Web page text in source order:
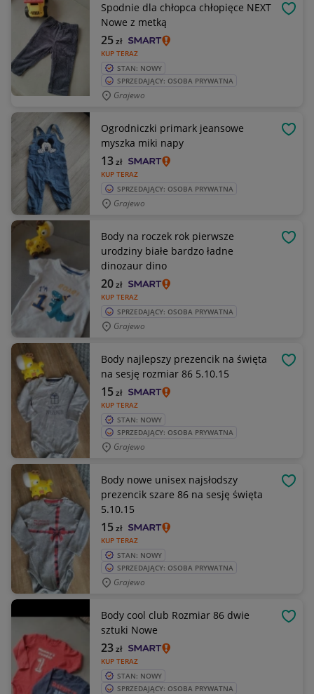
Spodnie dla chłopca chłopięce NEXT
Nowe z metką
KUP TERAZ
25zł
STAN: NOWY
SPRZEDAJĄCY: OSOBA PRYWATNA
Grajewo
Ogrodniczki primark jeansowe
myszka miki napy
KUP TERAZ
13zł
SPRZEDAJĄCY: OSOBA PRYWATNA
Grajewo
Body na roczek rok pierwsze
urodziny białe bardzo ładne
dinozaur dino
KUP TERAZ
20zł
SPRZEDAJĄCY: OSOBA PRYWATNA
Grajewo
Body najlepszy prezencik na święta
na sesję rozmiar 86 5.10.15
KUP TERAZ
15zł
STAN: NOWY
SPRZEDAJĄCY: OSOBA PRYWATNA
Grajewo
Body nowe unisex najsłodszy
prezencik szare 86 na sesję święta
5.10.15
KUP TERAZ
15zł
STAN: NOWY
SPRZEDAJĄCY: OSOBA PRYWATNA
Grajewo
Body cool club Rozmiar 86 dwie
sztuki Nowe
KUP TERAZ
23zł
STAN: NOWY
SPRZEDAJĄCY: OSOBA PRYWATNA